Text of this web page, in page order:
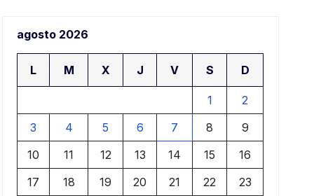
agosto 2026
L M X J V S D
1
2
3
4 5 6 7 8
9
10
11 12 13 14 15
16
17
18 19 20 21 22
23